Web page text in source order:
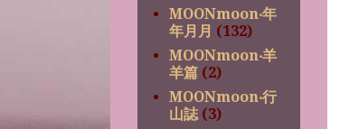
MOONmoon‧年
年月月 (132)
MOONmoon‧羊
羊篇 (2)
MOONmoon‧行
山誌 (3)